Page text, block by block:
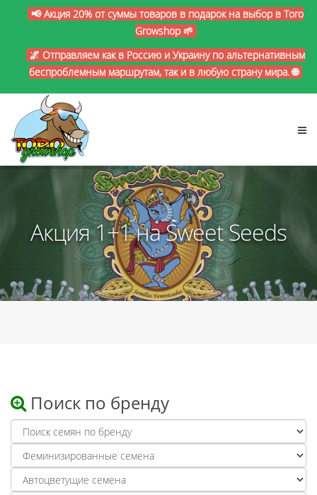
📢 Акция 20% от суммы товаров в подарок на выбор в Toro
Growshop 🌱
🌌 Отправляем как в Россию и Украину по альтернативным
беспроблемным маршрутам, так и в любую страну мира. 🌐
Акция 1+1 на Sweet Seeds
Поиск по бренду